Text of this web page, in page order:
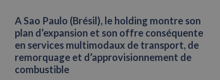
A Sao Paulo (Brésil), le holding montre son
plan d’expansion et son offre conséquente
en services multimodaux de transport, de
remorquage et d’approvisionnement de
combustible